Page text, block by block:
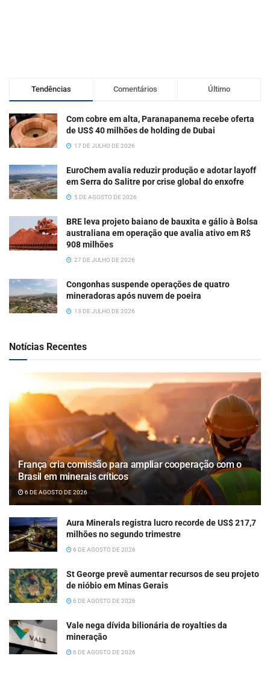
Tendências Comentários Último
Com cobre em alta, Paranapanema recebe oferta
de US$ 40 milhões de holding de Dubai
17 DE JULHO DE 2026
EuroChem avalia reduzir produção e adotar layoff
em Serra do Salitre por crise global do enxofre
5 DE AGOSTO DE 2026
BRE leva projeto baiano de bauxita e gálio à Bolsa
australiana em operação que avalia ativo em R$
908 milhões
27 DE JULHO DE 2026
Congonhas suspende operações de quatro
mineradoras após nuvem de poeira
13 DE JULHO DE 2026
Notícias Recentes
França cria comissão para ampliar cooperação com o
Brasil em minerais críticos
6 DE AGOSTO DE 2026
Aura Minerals registra lucro recorde de US$ 217,7
milhões no segundo trimestre
6 DE AGOSTO DE 2026
St George prevê aumentar recursos de seu projeto
de nióbio em Minas Gerais
6 DE AGOSTO DE 2026
Vale nega dívida bilionária de royalties da
mineração
6 DE AGOSTO DE 2026